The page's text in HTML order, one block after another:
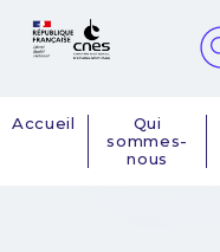
Navigation
Accueil
Qui
sommes-
nous